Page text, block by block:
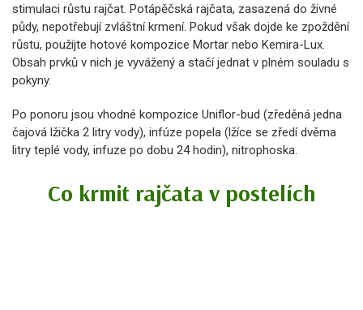
stimulaci růstu rajčat. Potápěčská rajčata, zasazená do živné
půdy, nepotřebují zvláštní krmení. Pokud však dojde ke zpoždění
růstu, použijte hotové kompozice Mortar nebo Kemira-Lux.
Obsah prvků v nich je vyvážený a stačí jednat v plném souladu s
pokyny.
Po ponoru jsou vhodné kompozice Uniflor-bud (zředěná jedna
čajová lžička 2 litry vody), infúze popela (lžíce se zředí dvěma
litry teplé vody, infuze po dobu 24 hodin), nitrophoska.
Co krmit rajčata v postelích